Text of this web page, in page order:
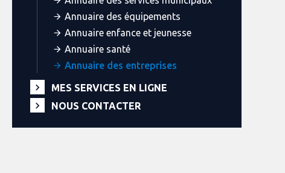
Annuaire des équipements
Annuaire enfance et jeunesse
Annuaire santé
Annuaire des entreprises
MES SERVICES EN LIGNE
NOUS CONTACTER